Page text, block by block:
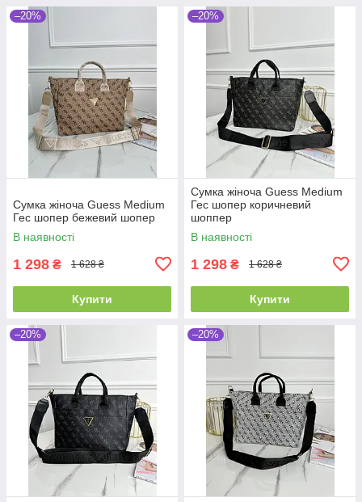
–20%
Сумка жіноча Guess Medium
Гес шопер бежевий шопер
В наявності
1 298 ₴ 1 628 ₴
Купити
–20%
Сумка жіноча Guess Medium
Гес шопер коричневий
шоппер
В наявності
1 298 ₴ 1 628 ₴
Купити
–20% –20%